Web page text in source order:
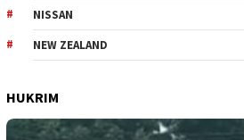
NISSAN
NEW ZEALAND
HUKRIM